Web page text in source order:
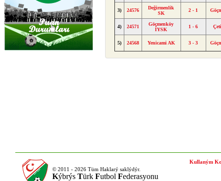
3) 24576
Değirmenlik
SK
2 - 1
4) 24571
Göçmenköy
İYSK
1 - 6
5) 24568 Yenicami AK 3 - 3
© 2011 - 2026 Tüm Haklarý saklýdýr.
Kýbrýs Türk Futbol Federasyonu
Kullaným